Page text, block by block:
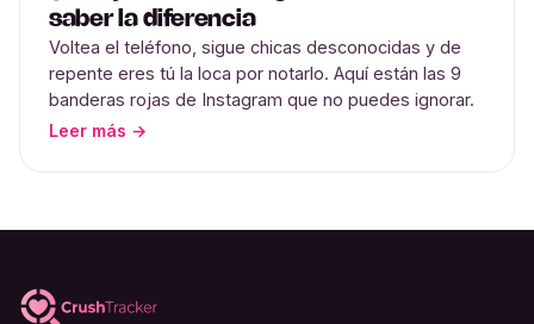
saber la diferencia
Voltea el teléfono, sigue chicas desconocidas y de
repente eres tú la loca por notarlo. Aquí están las 9
banderas rojas de Instagram que no puedes ignorar.
Leer más →